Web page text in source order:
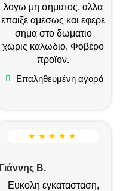
λογω μη σηματος, αλλα
επαιξε αμεσως και εφερε
σημα στο δωματιο
χωρις καλωδιο. Φοβερο
προϊον.
Επαληθευμένη αγορά
★ ★ ★ ★ ★
Γιάννης Β.
Ευκολη εγκατασταση,